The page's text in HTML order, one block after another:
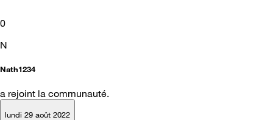
0
N
Nath1234
a rejoint la communauté.
lundi 29 août 2022